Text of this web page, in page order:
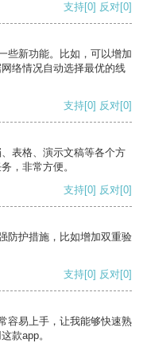
支持[0] 反对[0]
些新功能。比如，可以增加
络情况自动选择最优的线
支持[0] 反对[0]
表格、演示文稿等各个方
，非常方便。
支持[0] 反对[0]
防护措施，比如增加双重验
支持[0] 反对[0]
容易上手，让我能够快速熟
款app。